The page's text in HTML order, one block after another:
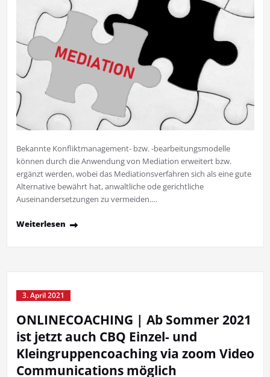
Bekannte Konfliktmanagement- bzw. -bearbeitungsmodelle
können durch die Anwendung von Mediation erweitert bzw.
ergänzt werden, wobei das Mediationsverfahren sich als eine gute
Alternative bewährt hat, anwaltliche ode gerichtliche
Auseinandersetzungen zu vermeiden.…
Weiterlesen
3. April 2021
ONLINECOACHING | Ab Sommer 2021
ist jetzt auch CBQ Einzel- und
Kleingruppencoaching via zoom Video
Communications möglich